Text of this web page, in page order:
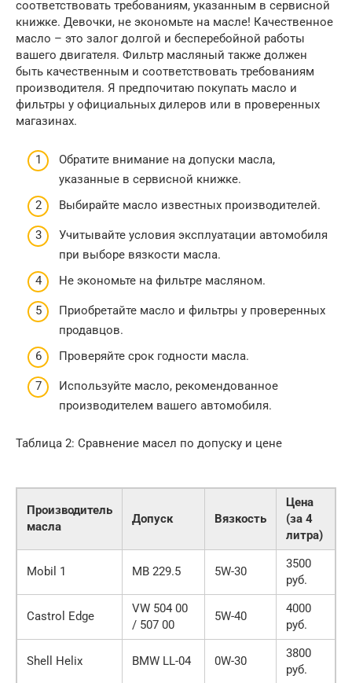
соответствовать требованиям, указанным в сервисной
книжке. Девочки, не экономьте на масле! Качественное
масло – это залог долгой и бесперебойной работы
вашего двигателя. Фильтр масляный также должен
быть качественным и соответствовать требованиям
производителя. Я предпочитаю покупать масло и
фильтры у официальных дилеров или в проверенных
магазинах.
Обратите внимание на допуски масла,
указанные в сервисной книжке.
Выбирайте масло известных производителей.
Учитывайте условия эксплуатации автомобиля
при выборе вязкости масла.
Не экономьте на фильтре масляном.
Приобретайте масло и фильтры у проверенных
продавцов.
Проверяйте срок годности масла.
Используйте масло, рекомендованное
производителем вашего автомобиля.
Таблица 2: Сравнение масел по допуску и цене
Производитель
масла
Допуск Вязкость
Цена
(за 4
литра)
Mobil 1 MB 229.5 5W-30
3500
руб.
Castrol Edge
VW 504 00
/ 507 00
5W-40
4000
руб.
Shell Helix BMW LL-04 0W-30
3800
руб.